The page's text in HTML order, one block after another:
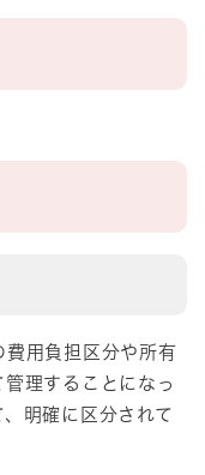
用負担区分や所有
理することになっ
明確に区分されて